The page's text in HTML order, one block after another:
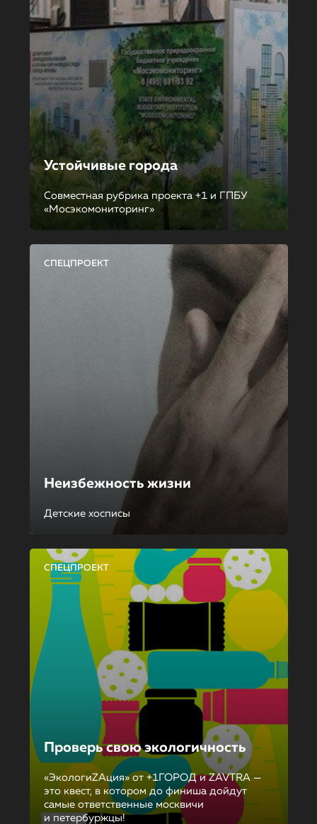
Устойчивые города
Совместная рубрика проекта +1 и ГПБУ
«Мосэкомониторинг»
СПЕЦПРОЕКТ
Неизбежность жизни
Детские хосписы
СПЕЦПРОЕКТ
Проверь свою экологичность
«ЭкологиZAция» от +1ГОРОД и ZAVTRA —
это квест, в котором до финиша дойдут
самые ответственные москвичи
и петербуржцы!